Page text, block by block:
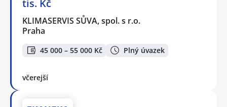
tis. Kč
KLIMASERVIS SŮVA, spol. s r.o.
Praha
45 000 – 55 000 Kč Plný úvazek
včerejší